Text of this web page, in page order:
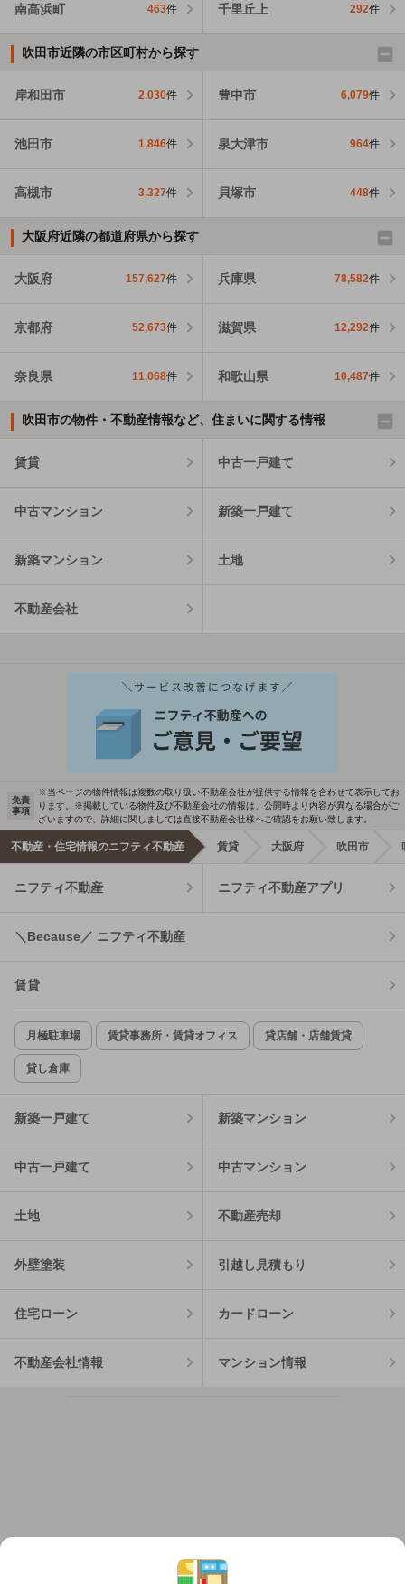
南高浜町 463件 千里丘上 292件
吹田市近隣の市区町村から探す
岸和田市 2,030件 豊中市 6,079件
池田市 1,846件 泉大津市 964件
高槻市 3,327件 貝塚市 448件
大阪府近隣の都道府県から探す
大阪府 157,627件 兵庫県 78,582件
京都府 52,673件 滋賀県 12,292件
奈良県 11,068件 和歌山県 10,487件
吹田市の物件・不動産情報など、住まいに関する情報
賃貸 中古一戸建て
中古マンション 新築一戸建て
新築マンション 土地
不動産会社
免責
事項
※当ページの物件情報は複数の取り扱い不動産会社が提供する情報を合わせて表示してお
ります。※掲載している物件及び不動産会社の情報は、公開時より内容が異なる場合がご
ざいますので、詳細に関しましては直接不動産会社様へご確認をお願い致します。
不動産・住宅情報のニフティ不動産 賃貸 大阪府 吹田市
ニフティ不動産 ニフティ不動産アプリ
＼Because／ ニフティ不動産
賃貸
月極駐車場 賃貸事務所・賃貸オフィス 貸店舗・店舗賃貸
貸し倉庫
新築一戸建て 新築マンション
中古一戸建て 中古マンション
土地 不動産売却
外壁塗装 引越し見積もり
住宅ローン カードローン
不動産会社情報 マンション情報